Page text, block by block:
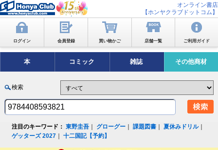
オンライン書店
【ホンヤクラブドットコム】
ログイン 会員登録 買い物かご 店舗一覧 ご利用ガイド
本 コミック 雑誌 その他商材
検索
注目のキーワード： 東野圭吾 グローグー ｜課題図書 ｜夏休みドリル｜
ゲッターズ 2027 ｜十二国記【予約】